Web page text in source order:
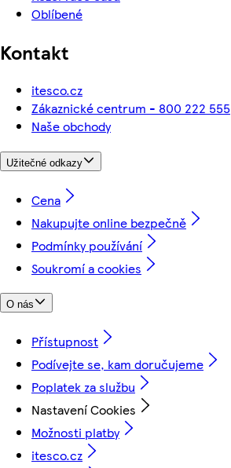
Oblíbené
Kontakt
itesco.cz
Zákaznické centrum - 800 222 555
Naše obchody
Užitečné odkazy
Cena
Nakupujte online bezpečně
Podmínky používání
Soukromí a cookies
O nás
Přístupnost
Podívejte se, kam doručujeme
Poplatek za službu
Nastavení Cookies
Možnosti platby
itesco.cz